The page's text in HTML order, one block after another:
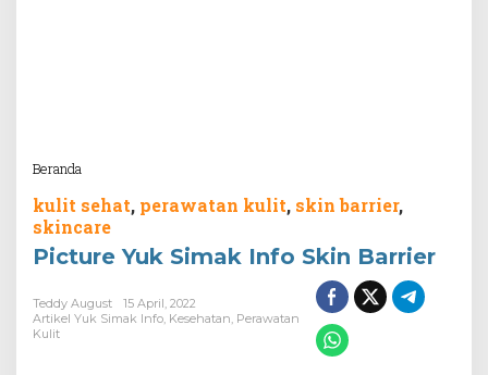
Beranda
kulit sehat, perawatan kulit, skin barrier,
skincare
Picture Yuk Simak Info Skin Barrier
Teddy August
15 April, 2022
Artikel Yuk Simak Info, Kesehatan, Perawatan
Kulit